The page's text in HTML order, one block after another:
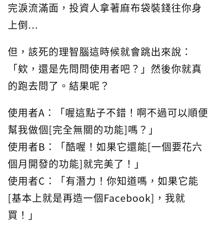
完淚流滿面，投資人拿著麻布袋裝錢往你身
上倒...
但，該死的理智腦這時候就會跳出來說：
「欸，還是先問問使用者吧？」然後你就真
的跑去問了。結果呢？
使用者A：「喔這點子不錯！啊不過可以順便
幫我做個[完全無關的功能]嗎？」
使用者B：「酷喔！如果它還能[一個要花六
個月開發的功能]就完美了！」
使用者C：「有潛力！你知道嗎，如果它能
[基本上就是再造一個Facebook]，我就
買！」